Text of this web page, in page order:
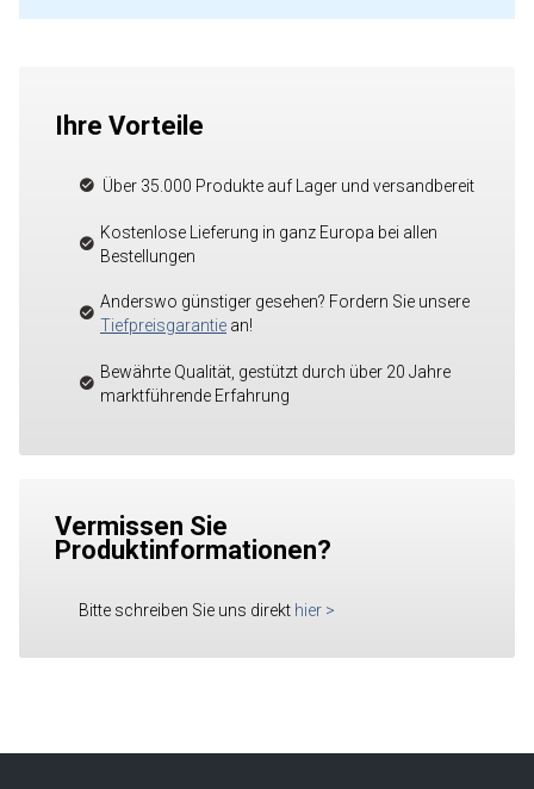
Ihre Vorteile
Über 35.000 Produkte auf Lager und versandbereit
Kostenlose Lieferung in ganz Europa bei allen
Bestellungen
Anderswo günstiger gesehen? Fordern Sie unsere
Tiefpreisgarantie an!
Bewährte Qualität, gestützt durch über 20 Jahre
marktführende Erfahrung
Vermissen Sie
Produktinformationen?
Bitte schreiben Sie uns direkt hier >